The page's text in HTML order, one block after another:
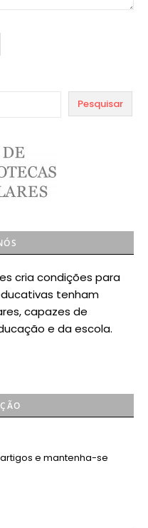
Pesquisar
cria condições para
tenham
capazes de
e da escola.
e mantenha-se